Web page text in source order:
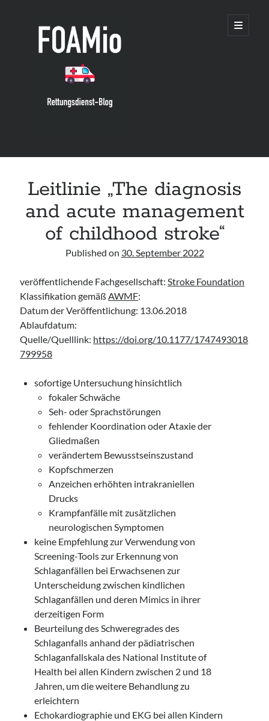
FOAMio
open
primary
Sidebar
neueste Posts
Leitlinie „Die geburtshilfliche Analgesie und Anästhesie“ der DGAI
Konsensuspapier „Management of endocrine emergencies –
Leitlinie „Bauchschmerz bei Kindern und Jugendlichen – Bildgebende
Leitlinie „Erbrechen im Kindes- und Jugendalter – Bildgebende
Diagnostik“ der GPR
Leitlinie „Kopfschmerzen bei Kindern und Jugendlichen – Bildgebende
Diagnostik“ der GPR
Leitlinie „The diagnosis
and acute management
of childhood stroke“
Published on 30. September 2022
veröffentlichende Fachgesellschaft:Stroke Foundation
Klassifikation gemäßAWMF:
Datum der Veröffentlichung: 13.06.2018
Ablaufdatum:
Quelle/Quelllink: https://doi.org/10.1177/1747493018
799958
sofortige Untersuchung hinsichtlich
fokaler Schwäche
Seh- oder Sprachstörungen
fehlender Koordination oder Ataxie der
Gliedmaßen
verändertem Bewusstseinszustand
Kopfschmerzen
Anzeichen erhöhten intrakraniellen
Drucks
Krampfanfälle mit zusätzlichen
neurologischen Symptomen
keine Empfehlung zur Verwendung von
Screening-Tools zur Erkennung von
Schlaganfällen bei Erwachsenen zur
Unterscheidung zwischen kindlichen
Schlaganfällen und deren Mimics in ihrer
derzeitigen Form
Beurteilung des Schweregrades des
Schlaganfalls anhand der pädiatrischen
Schlaganfallskala des National Institute of
Health bei allen Kindern zwischen 2 und 18
Jahren, um die weitere Behandlung zu
erleichtern
Echokardiographie und EKG bei allen Kindern